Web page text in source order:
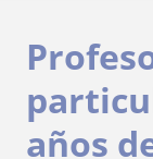
años